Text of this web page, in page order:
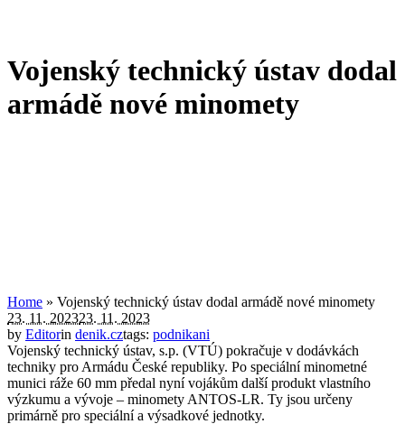
Vojenský technický ústav dodal
armádě nové minomety
Home » Vojenský technický ústav dodal armádě nové minomety
23. 11. 202323. 11. 2023
by Editorin denik.cztags: podnikani
Vojenský technický ústav, s.p. (VTÚ) pokračuje v dodávkách
techniky pro Armádu České republiky. Po speciální minometné
munici ráže 60 mm předal nyní vojákům další produkt vlastního
výzkumu a vývoje – minomety ANTOS-LR. Ty jsou určeny
primárně pro speciální a výsadkové jednotky.